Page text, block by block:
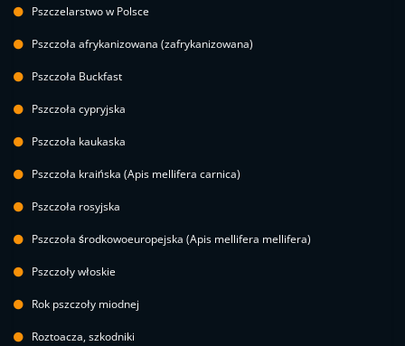
Pszczelarstwo w Polsce
Pszczoła afrykanizowana (zafrykanizowana)
Pszczoła Buckfast
Pszczoła cypryjska
Pszczoła kaukaska
Pszczoła kraińska (Apis mellifera carnica)
Pszczoła rosyjska
Pszczoła środkowoeuropejska (Apis mellifera mellifera)
Pszczoły włoskie
Rok pszczoły miodnej
Roztoacza, szkodniki